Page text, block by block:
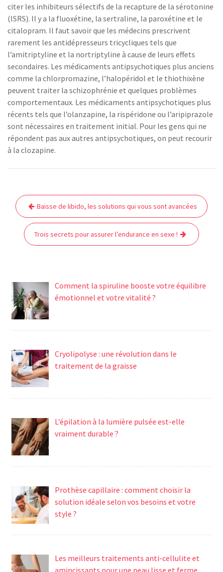
citer les inhibiteurs sélectifs de la recapture de la sérotonine
(ISRS). Il y a la fluoxétine, la sertraline, la paroxétine et le
citalopram. Il faut savoir que les médecins prescrivent
rarement les antidépresseurs tricycliques tels que
l’amitriptyline et la nortriptyline à cause de leurs effets
secondaires. Les médicaments antipsychotiques plus anciens
comme la chlorpromazine, l’halopéridol et le thiothixène
peuvent traiter la schizophrénie et quelques problèmes
comportementaux. Les médicaments antipsychotiques plus
récents tels que l’olanzapine, la rispéridone ou l’aripiprazole
sont nécessaires en traitement initial. Pour les gens qui ne
répondent pas aux autres antipsychotiques, on peut recourir
à la clozapine.
Navigation
de
l’article
Baisse de libido, les solutions qui vous sont avancées
Trois secrets pour assurer l’endurance en sexe !
Comment la spiruline booste votre équilibre
émotionnel et votre vitalité ?
Cryolipolyse : une révolution dans le
traitement de la graisse
L’épilation à la lumière pulsée est-elle
vraiment durable ?
Prothèse capillaire : comment choisir la
solution idéale selon vos besoins et votre
style ?
Les meilleurs traitements anti-cellulite et
amincissants pour une peau lisse et ferme